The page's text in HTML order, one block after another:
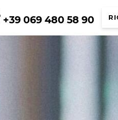
+39 069 480 58 90